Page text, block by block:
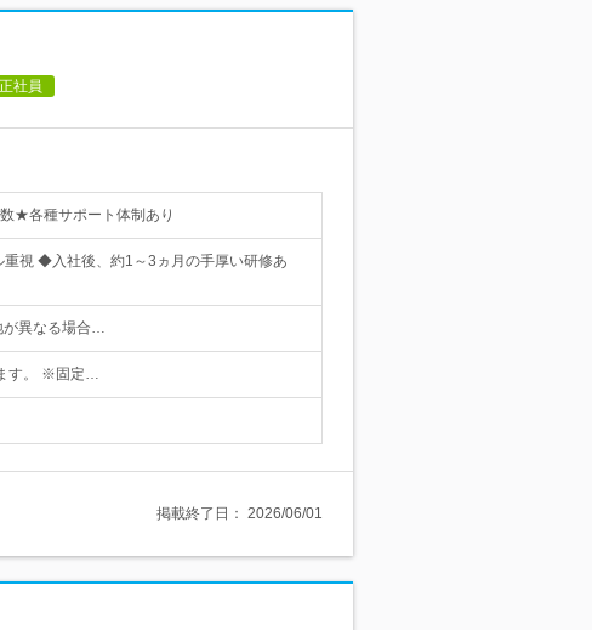
正社員
★各種サポート体制あり
視 ◆入社後、約1～3ヵ月の手厚い研修あ
が異なる場合…
す。 ※固定…
掲載終了日： 2026/06/01